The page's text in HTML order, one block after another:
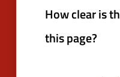
How clear is
this page?